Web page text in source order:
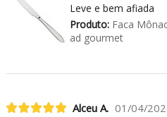
Leve e bem afiada
Produto:Faca
ad gourmet
Alceu A. 01/04/